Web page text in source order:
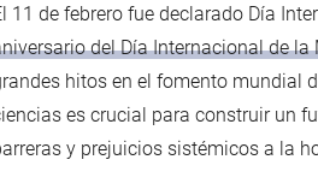
11 de febrero fue declarado Día
del Día Internacional de
hitos en el fomento mundial
es crucial para construir un
y prejuicios sistémicos a la